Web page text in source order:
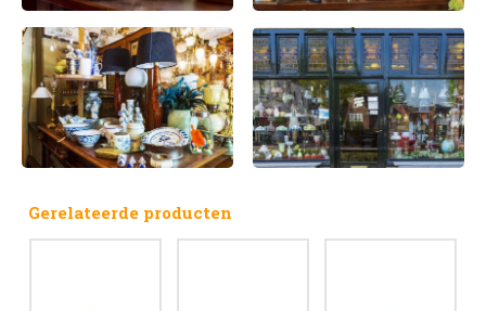
Gerelateerde producten